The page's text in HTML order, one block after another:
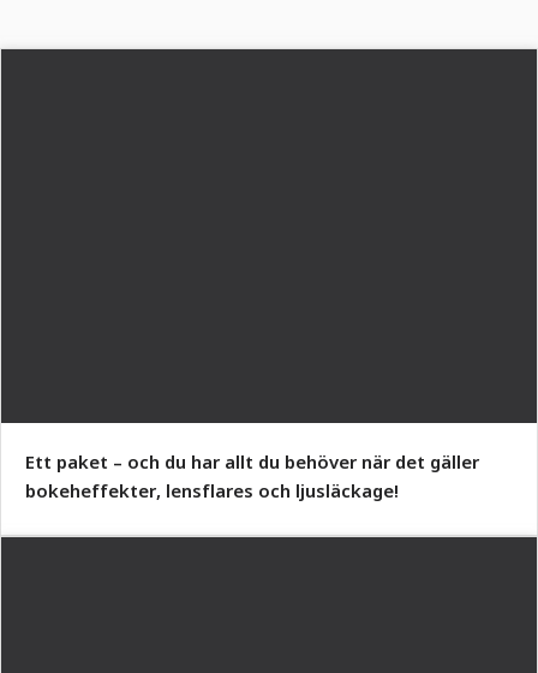
Ett paket – och du har allt du behöver när det gäller
bokeheffekter, lensflares och ljusläckage!